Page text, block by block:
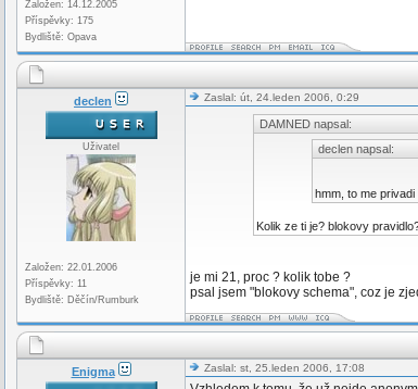
Založen: 14.12.2005
Příspěvky: 175
Bydliště: Opava
declen
Uživatel
Založen: 22.01.2006
Příspěvky: 11
Bydliště: Děčín/Rumburk
Zaslal: út, 24.leden 2006, 0:29
DAMNED napsal:
declen napsal:
hmm, to me
Kolik ze ti je? blokovy
je mi 21, proc ? kolik tobe ?
psal jsem "blokovy schema", coz je
Enigma Zaslal: st, 25.leden 2006, 17:08